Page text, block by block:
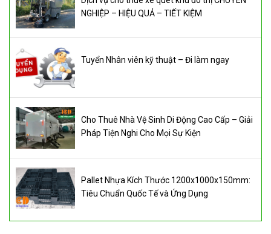
NGHIỆP – HIỆU QUẢ – TIẾT KIỆM
Tuyển Nhân viên kỹ thuật – Đi làm ngay
Cho Thuê Nhà Vệ Sinh Di Động Cao Cấp – Giải
Pháp Tiện Nghi Cho Mọi Sự Kiện
Pallet Nhựa Kích Thước 1200x1000x150mm:
Tiêu Chuẩn Quốc Tế và Ứng Dụng